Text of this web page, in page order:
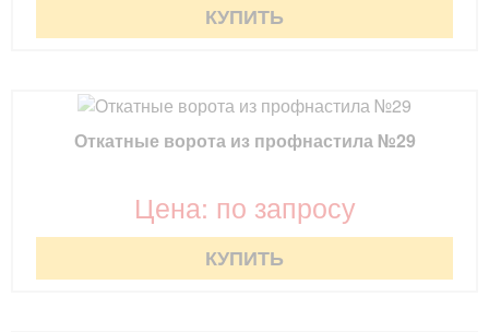
КУПИТЬ
Откатные ворота из профнастила №29
Цена: по запросу
КУПИТЬ